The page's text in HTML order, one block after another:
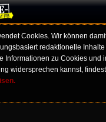
Cookies. Wir können
redaktionelle
Informationen zu Cookies und
widersprechen kannst,